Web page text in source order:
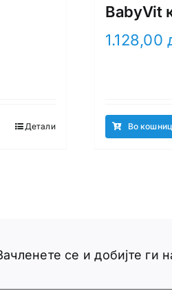
Детали
BabyVit
1.128,00
Во
се и добијте ги